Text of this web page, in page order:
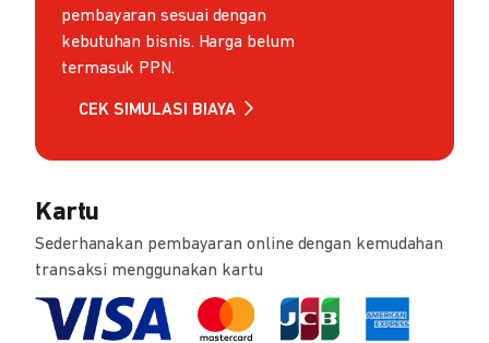
pembayaran sesuai dengan
kebutuhan bisnis. Harga belum
termasuk PPN.
CEK SIMULASI BIAYA
Kartu
Sederhanakan pembayaran online dengan kemudahan
transaksi menggunakan kartu